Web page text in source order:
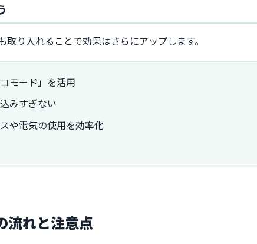
り入れることで効果はさらにアップします。
モード」を活用
みすぎない
や電気の使用を効率化
流れと注意点